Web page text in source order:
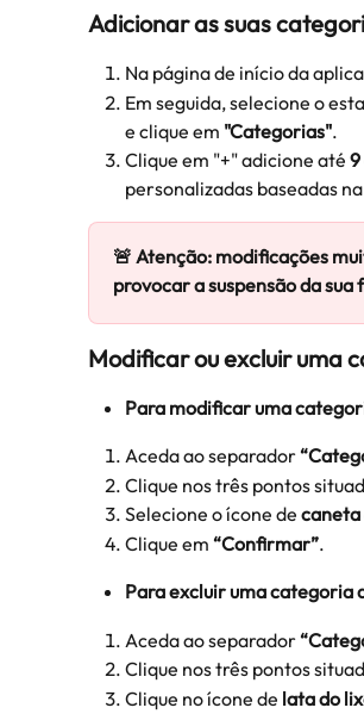
Adicionar as suas
Na página de início da
Em seguida, selecione o
e clique em "Categorias".
Clique em "+" adicione até
personalizadas baseadas
🚨 Atenção: modificações
provocar a suspensão da sua
Modificar ou excluir uma
Para modificar uma
Aceda ao separador
Clique nos três pontos
Selecione o ícone de caneta
Clique em “Confirmar”.
Para excluir uma categoria
Aceda ao separador
Clique nos três pontos
Clique no ícone de lata do